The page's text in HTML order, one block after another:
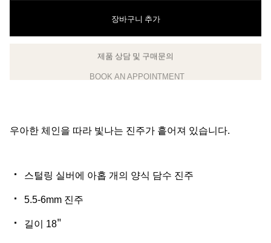
장바구니 추가
제품 상담 및 구매문의
우아한 체인을 따라 빛나는 진주가 흩어져 있습니다.
스털링 실버에 아홉 개의 양식 담수 진주
5.5-6mm 진주
길이 18"